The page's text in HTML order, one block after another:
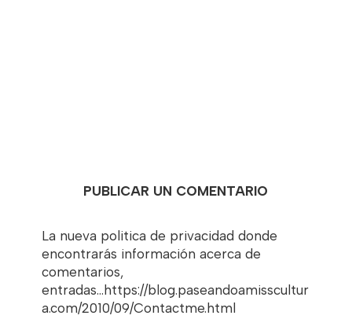
PUBLICAR UN COMENTARIO
La nueva politica de privacidad donde
encontrarás información acerca de
comentarios,
entradas...https://blog.paseandoamisscultur
a.com/2010/09/Contactme.html